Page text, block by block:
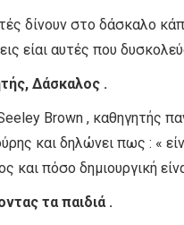
δίνουν στο δάσκαλο
είαι αυτές που
Δάσκαλος .
Brown , καθηγητής
και δηλώνει πως : «
και πόσο δημιουργική
τα παιδιά .